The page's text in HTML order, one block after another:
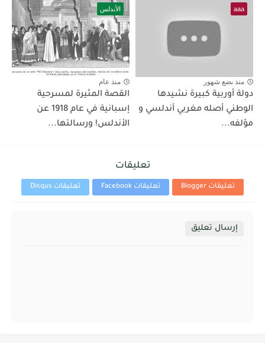
aaa
منذ بضع شهور
دولة أوربية كبيرة نشيدها
الوطني أصله مغربي أندلسي و
مؤلفه...
الأندلس
منذ عام
القصة المثيرة لمسرحية
إسبانية في عام 1918 عن
الأندلس! ورسالتها...
تعليقات
تعليقات Blogger تعليقات Facebook تعليقات Disqus
إرسال تعليق